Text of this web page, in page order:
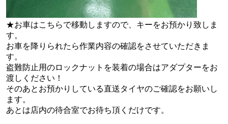
★お車はこちらで移動しますので、キーをお預かり致しま
す。
お車を降りられたら作業内容の確認をさせていただきま
す。
盗難防止用のロックナットを装着の場合はアダプターをお
渡しください！
そのあとお預かりしている直送タイヤのご確認をお願いし
ます。
あとは店内の待合室でお待ち頂くだけです。